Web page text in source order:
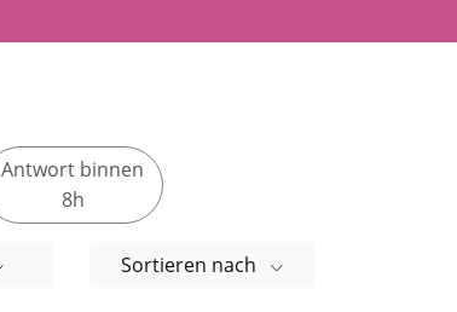
Antwort binnen
8h
Sortieren nach